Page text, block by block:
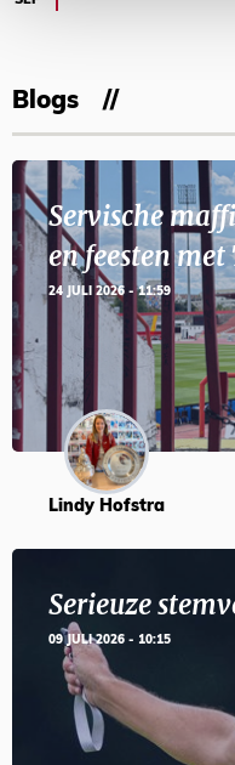
Blogs
Servische
en feesten met
24 JULI 2026 - 11:59
Lindy Hofstra
Serieuze
09 JULI 2026 - 10:15